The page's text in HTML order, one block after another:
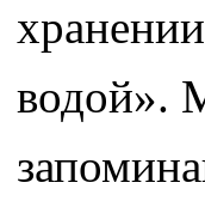
водой».